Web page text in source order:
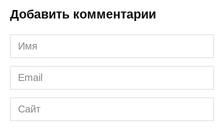
Добавить комментарии
Имя
*
Email
*
Сайт